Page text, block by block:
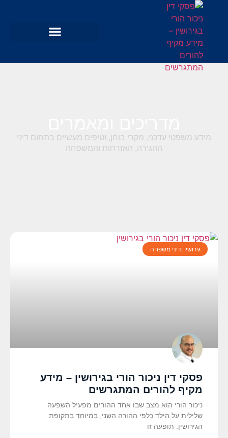
מידע משפטי עדכני, מקרי בוחן, וטיפים מעשיים בתחום דיני
ההגירה, האזרחות והמשפחה
גירושין ודיני משפחה
פסקי דין ניכור הורי בגירושין – מידע
מקיף להורים המתגרשים
ניכור הורי הוא מצב שבו אחד ההורים מפעיל השפעה
שלילית על הילד כלפי ההורה השני, במיוחד בתקופת
הגירושין. תופעה זו